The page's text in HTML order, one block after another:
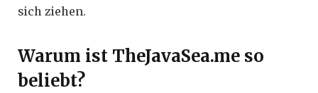
sich ziehen.
Warum ist TheJavaSea.me so
beliebt?